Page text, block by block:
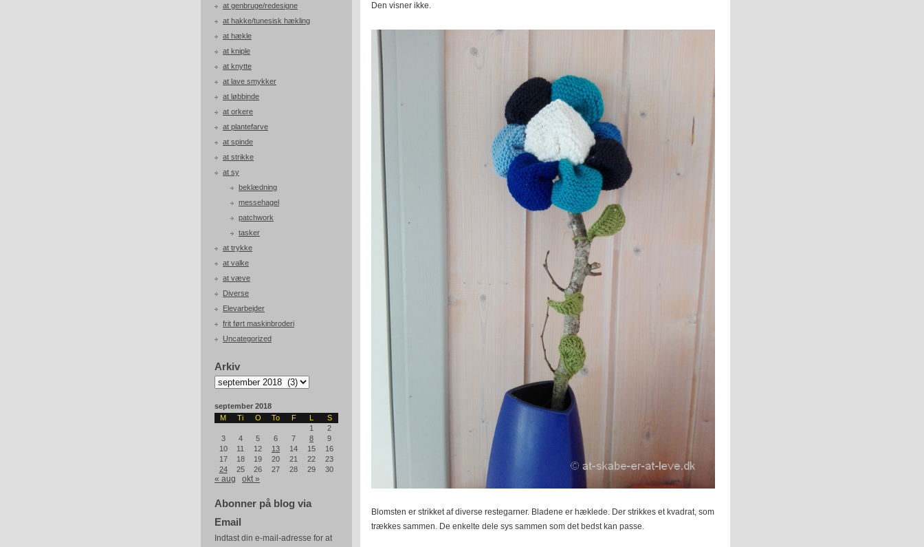
at genbruge/redesigne
at hakke/tunesisk hækling
at hækle
at kniple
at knytte
at lave smykker
at løbbinde
at orkere
at plantefarve
at spinde
at strikke
at sy
beklædning
messehagel
patchwork
tasker
at trykke
at valke
at væve
Diverse
Elevarbejder
frit ført maskinbroderi
Uncategorized
Arkiv
Arkiv
september 2018
M
Ti O To F L
S
1
2
3
4 5 6 7 8
9
10
11 12 13 14 15
16
17
18 19 20 21 22
23
24
25 26 27 28 29 30
« aug okt »
Abonner på blog via
Email
Indtast din e-mail-adresse for at
Den visner ikke.
Blomsten er strikket af diverse restegarner. Bladene er hæklede. Der strikkes et kvadrat, som
trækkes sammen. De enkelte dele sys sammen som det bedst kan passe.